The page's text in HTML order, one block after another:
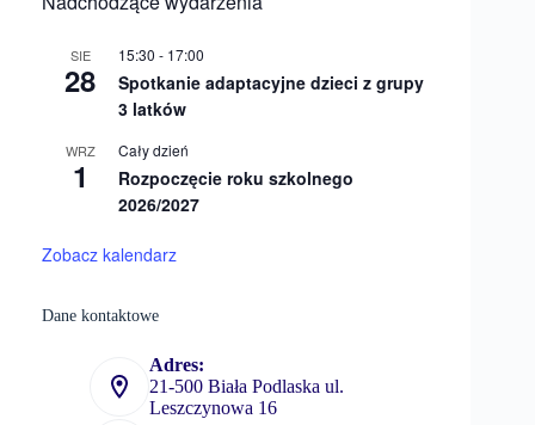
SIE
28
15:30 - 17:00
Spotkanie adaptacyjne dzieci z grupy
3 latków
WRZ
1
Cały dzień
Rozpoczęcie roku szkolnego
2026/2027
Zobacz kalendarz
Dane kontaktowe
Adres:
21-500 Biała Podlaska ul.
Leszczynowa 16